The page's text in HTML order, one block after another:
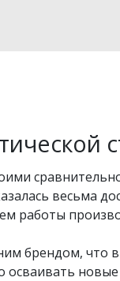
весьма
работы
брендом, что